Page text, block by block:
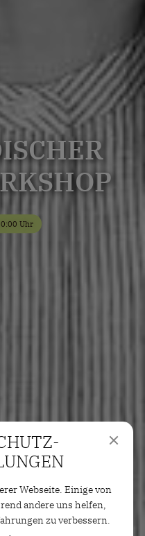
Uhr
Webseite. Einige von
andere uns helfen,
zu verbessern.